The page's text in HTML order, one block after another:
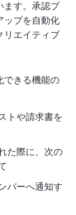
ます。承認プ
ップを自動化
リエイティブ
できる機能の
トや請求書を
た際に、次の
バーへ通知す